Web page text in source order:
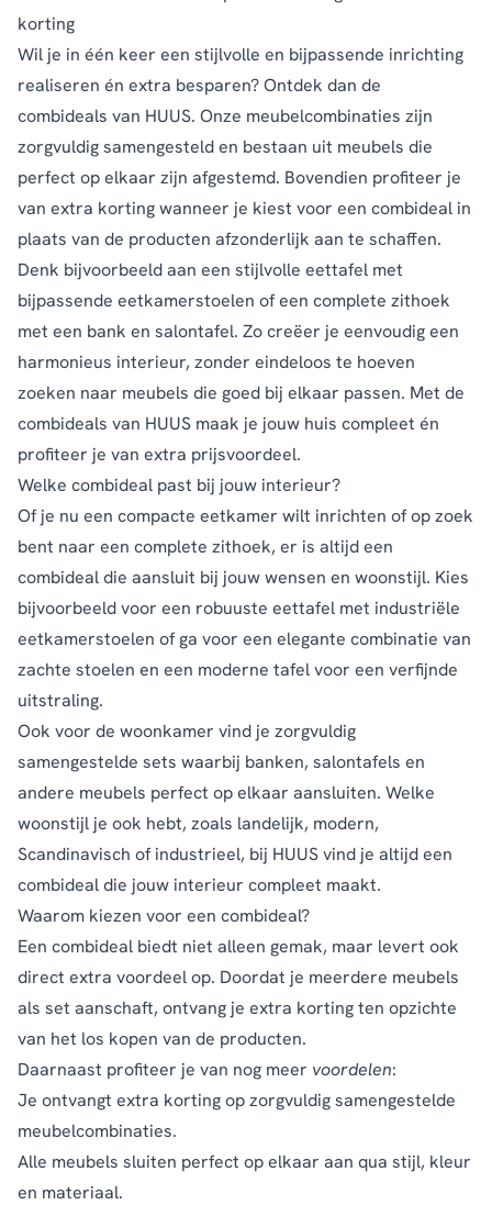
was:
€252,00.
is:
€229,00.
korting
Wil je in één keer een stijlvolle en bijpassende inrichting
realiseren én extra besparen? Ontdek dan de
combideals van HUUS. Onze meubelcombinaties zijn
zorgvuldig samengesteld en bestaan uit meubels die
perfect op elkaar zijn afgestemd. Bovendien profiteer je
van extra korting wanneer je kiest voor een combideal in
plaats van de producten afzonderlijk aan te schaffen.
Denk bijvoorbeeld aan een stijlvolle eettafel met
bijpassende eetkamerstoelen of een complete zithoek
met een bank en salontafel. Zo creëer je eenvoudig een
harmonieus interieur, zonder eindeloos te hoeven
zoeken naar meubels die goed bij elkaar passen. Met de
combideals van HUUS maak je jouw huis compleet én
profiteer je van extra prijsvoordeel.
Welke combideal past bij jouw interieur?
Of je nu een compacte eetkamer wilt inrichten of op zoek
bent naar een complete zithoek, er is altijd een
combideal die aansluit bij jouw wensen en woonstijl. Kies
bijvoorbeeld voor een robuuste eettafel met industriële
eetkamerstoelen of ga voor een elegante combinatie van
zachte stoelen en een moderne tafel voor een verfijnde
uitstraling.
Ook voor de woonkamer vind je zorgvuldig
samengestelde sets waarbij banken, salontafels en
andere meubels perfect op elkaar aansluiten. Welke
woonstijl je ook hebt, zoals landelijk, modern,
Scandinavisch of industrieel, bij HUUS vind je altijd een
combideal die jouw interieur compleet maakt.
Waarom kiezen voor een combideal?
Een combideal biedt niet alleen gemak, maar levert ook
direct extra voordeel op. Doordat je meerdere meubels
als set aanschaft, ontvang je extra korting ten opzichte
van het los kopen van de producten.
Daarnaast profiteer je van nog meer voordelen:
Je ontvangt extra korting op zorgvuldig samengestelde
meubelcombinaties.
Alle meubels sluiten perfect op elkaar aan qua stijl, kleur
en materiaal.